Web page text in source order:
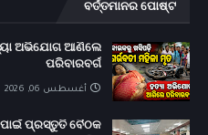
ବର୍ତ୍ତମାନର ପୋଷ୍ଟ
ଅଭିଯୋଗ ଆଣିଲେ
ପରିବାରବର୍ଗ
أغسطس 06, 2026
ପାଇଁ ପ୍ରସ୍ତୁତି ବୈଠକ